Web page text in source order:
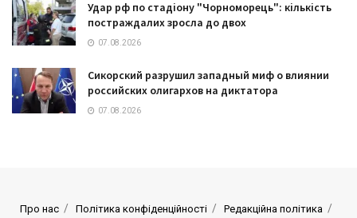
Удар рф по стадіону "Чорноморець": кількість
постраждалих зросла до двох
07.08.2026
Сикорский разрушил западный миф о влиянии
российских олигархов на диктатора
07.08.2026
Про нас Політика конфіденційності
Редакційна політика